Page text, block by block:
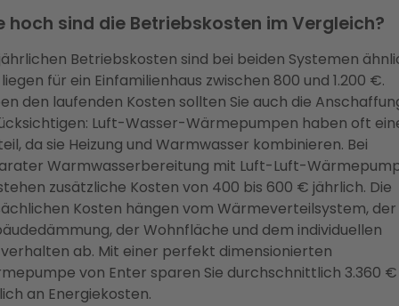
hoch sind die Betriebskosten im Vergleich?
Betriebskosten sind bei beiden Systemen
für ein Einfamilienhaus zwischen 800 und 1.200 €.
den laufenden Kosten sollten Sie auch die
Luft-Wasser-Wärmepumpen haben oft
da sie Heizung und Warmwasser kombinieren. Bei
Warmwasserbereitung mit Luft-Luft-
zusätzliche Kosten von 400 bis 600 € jährlich. Die
Kosten hängen vom Wärmeverteilsystem, der
der Wohnfläche und dem individuellen
ab. Mit einer perfekt dimensionierten
von Enter sparen Sie durchschnittlich 3.360 €
an Energiekosten.